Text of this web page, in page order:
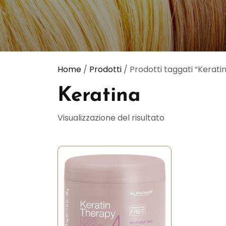
Home / Prodotti / Prodotti taggati
Keratina
Visualizzazione del risultato